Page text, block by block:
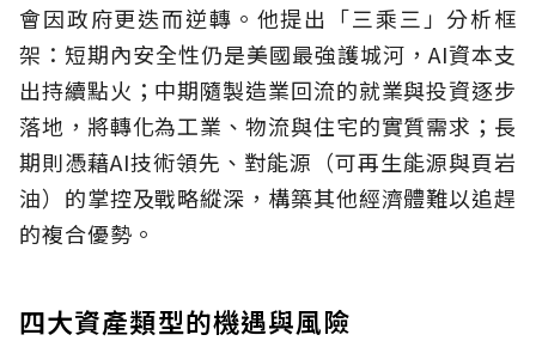
會因政府更迭而逆轉。他提出「三乘三」分析框
架：短期內安全性仍是美國最強護城河，AI資本支
出持續點火；中期隨製造業回流的就業與投資逐步
落地，將轉化為工業、物流與住宅的實質需求；長
期則憑藉AI技術領先、對能源（可再生能源與頁岩
油）的掌控及戰略縱深，構築其他經濟體難以追趕
的複合優勢。
四大資產類型的機遇與風險